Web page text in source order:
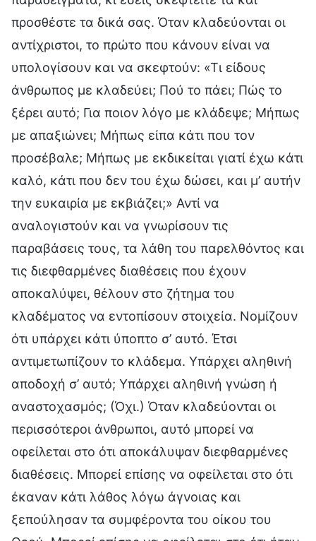
προσθέστε τα δικά σας. Όταν κλαδεύονται οι
αντίχριστοι, το πρώτο που κάνουν είναι να
υπολογίσουν και να σκεφτούν: «Τι είδους
άνθρωπος με κλαδεύει; Πού το πάει; Πώς το
ξέρει αυτό; Για ποιον λόγο με κλάδεψε; Μήπως
με απαξιώνει; Μήπως είπα κάτι που τον
προσέβαλε; Μήπως με εκδικείται γιατί έχω κάτι
καλό, κάτι που δεν του έχω δώσει, και μ’ αυτήν
την ευκαιρία με εκβιάζει;» Αντί να
αναλογιστούν και να γνωρίσουν τις
παραβάσεις τους, τα λάθη του παρελθόντος και
τις διεφθαρμένες διαθέσεις που έχουν
αποκαλύψει, θέλουν στο ζήτημα του
κλαδέματος να εντοπίσουν στοιχεία. Νομίζουν
ότι υπάρχει κάτι ύποπτο σ’ αυτό. Έτσι
αντιμετωπίζουν το κλάδεμα. Υπάρχει αληθινή
αποδοχή σ’ αυτό; Υπάρχει αληθινή γνώση ή
αναστοχασμός; (Όχι.) Όταν κλαδεύονται οι
περισσότεροι άνθρωποι, αυτό μπορεί να
οφείλεται στο ότι αποκάλυψαν διεφθαρμένες
διαθέσεις. Μπορεί επίσης να οφείλεται στο ότι
έκαναν κάτι λάθος λόγω άγνοιας και
ξεπούλησαν τα συμφέροντα του οίκου του